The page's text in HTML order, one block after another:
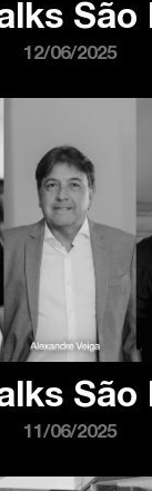
São
12/06/2025
São
11/06/2025